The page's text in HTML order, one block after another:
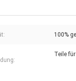
100%
Teile